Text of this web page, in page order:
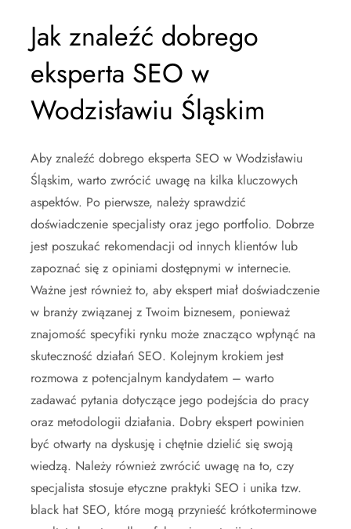
Jak znaleźć dobrego
eksperta SEO w
Wodzisławiu Śląskim
Aby znaleźć dobrego eksperta SEO w Wodzisławiu
Śląskim, warto zwrócić uwagę na kilka kluczowych
aspektów. Po pierwsze, należy sprawdzić
doświadczenie specjalisty oraz jego portfolio. Dobrze
jest poszukać rekomendacji od innych klientów lub
zapoznać się z opiniami dostępnymi w internecie.
Ważne jest również to, aby ekspert miał doświadczenie
w branży związanej z Twoim biznesem, ponieważ
znajomość specyfiki rynku może znacząco wpłynąć na
skuteczność działań SEO. Kolejnym krokiem jest
rozmowa z potencjalnym kandydatem – warto
zadawać pytania dotyczące jego podejścia do pracy
oraz metodologii działania. Dobry ekspert powinien
być otwarty na dyskusję i chętnie dzielić się swoją
wiedzą. Należy również zwrócić uwagę na to, czy
specjalista stosuje etyczne praktyki SEO i unika tzw.
black hat SEO, które mogą przynieść krótkoterminowe